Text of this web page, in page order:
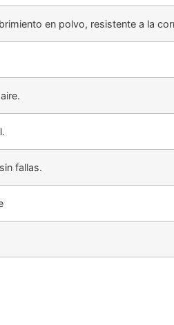
en polvo, resistente a la
fallas.